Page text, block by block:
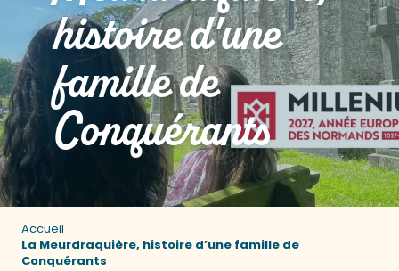
histoire d'une
famille de
Conquérants
Accueil
La Meurdraquière, histoire d’une famille de
Conquérants